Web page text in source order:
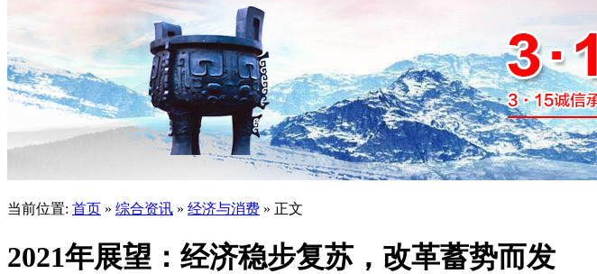
当前位置: 首页 » 综合资讯 » 经济与消费 » 正文
2021年展望：经济稳步复苏，改革蓄势而发